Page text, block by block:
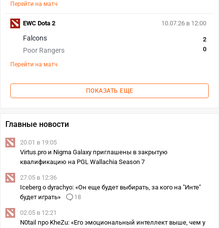
Перейти на матч
10.07.26 в 12:00
Falcons
Poor Rangers
2
0
Перейти на матч
EWC Dota 2
ПОКАЗАТЬ ЕЩЕ
Главные новости
20.01 в 19:05
Virtus.pro и Nigma Galaxy приглашены в закрытую
квалификацию на PGL Wallachia Season 7
27.05 в 12:36
Iceberg о dyrachyo: «Он еще будет выбирать, за кого на "Инте"
будет играть»
18
02.05 в 12:21
N0tail про KheZu: «Его эмоциональный интеллект выше, чем у